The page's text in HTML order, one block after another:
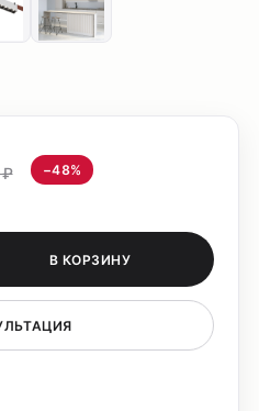
₽ −48%
В КОРЗИНУ